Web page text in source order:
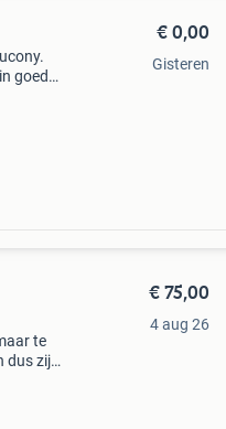
goede
€ 0,00
Gisteren
te
dus zijn
€ 75,00
4 aug 26